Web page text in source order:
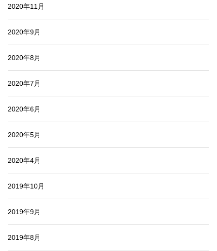
2020年11月
2020年9月
2020年8月
2020年7月
2020年6月
2020年5月
2020年4月
2019年10月
2019年9月
2019年8月